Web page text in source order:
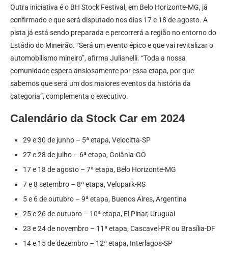
Outra iniciativa é o BH Stock Festival, em Belo Horizonte-MG, já
confirmado e que será disputado nos dias 17 e 18 de agosto. A
pista já está sendo preparada e percorrerá a região no entorno do
Estádio do Mineirão. “Será um evento épico e que vai revitalizar o
automobilismo mineiro”, afirma Julianelli. “Toda a nossa
comunidade espera ansiosamente por essa etapa, por que
sabemos que será um dos maiores eventos da história da
categoria”, complementa o executivo.
Calendário da Stock Car em 2024
29 e 30 de junho – 5ª etapa, Velocitta-SP
27 e 28 de julho – 6ª etapa, Goiânia-GO
17 e 18 de agosto – 7ª etapa, Belo Horizonte-MG
7 e 8 setembro – 8ª etapa, Velopark-RS
5 e 6 de outubro – 9ª etapa, Buenos Aires, Argentina
25 e 26 de outubro – 10ª etapa, El Pinar, Uruguai
23 e 24 de novembro – 11ª etapa, Cascavel-PR ou Brasília-DF
14 e 15 de dezembro – 12ª etapa, Interlagos-SP